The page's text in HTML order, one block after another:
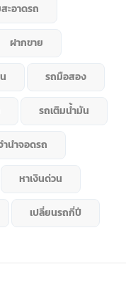
ะอาดรถ
ฝากขาย
รถมือสอง
รถเติมน้ำมัน
ำนำจอดรถ
หาเงินด่วน
เปลี่ยนรถกี่ปี